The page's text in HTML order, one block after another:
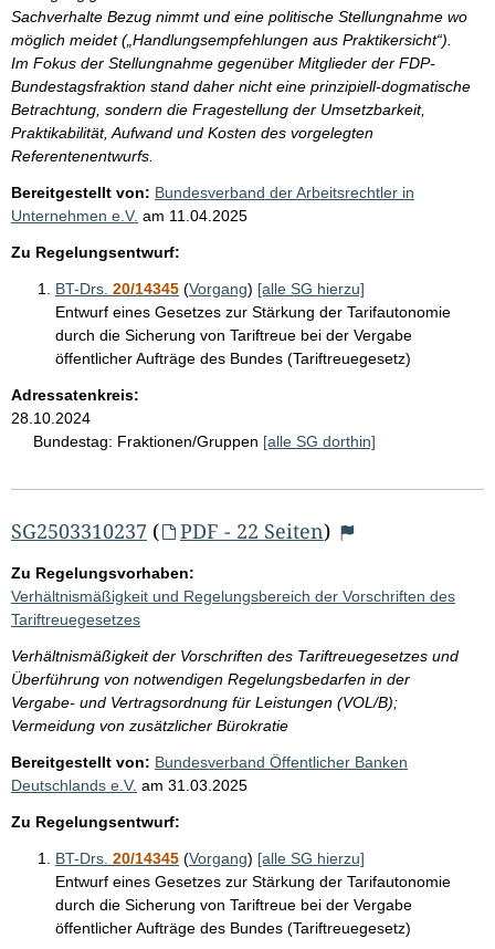
Sachverhalte Bezug nimmt und eine politische Stellungnahme wo
möglich meidet („Handlungsempfehlungen aus Praktikersicht“).
Im Fokus der Stellungnahme gegenüber Mitglieder der FDP-
Bundestagsfraktion stand daher nicht eine prinzipiell-dogmatische
Betrachtung, sondern die Fragestellung der Umsetzbarkeit,
Praktikabilität, Aufwand und Kosten des vorgelegten
Referentenentwurfs.
Bereitgestellt von: Bundesverband der Arbeitsrechtler in
Unternehmen e.V. am 11.04.2025
Zu Regelungsentwurf:
BT-Drs. 20/14345 (Vorgang) [alle SG hierzu]
Entwurf eines Gesetzes zur Stärkung der Tarifautonomie
durch die Sicherung von Tariftreue bei der Vergabe
öffentlicher Aufträge des Bundes (Tariftreuegesetz)
Adressatenkreis:
28.10.2024
Bundestag: Fraktionen/Gruppen [alle SG dorthin]
SG2503310237 ( PDF - 22 Seiten)
Zu Regelungsvorhaben:
Verhältnismäßigkeit und Regelungsbereich der Vorschriften des
Tariftreuegesetzes
Verhältnismäßigkeit der Vorschriften des Tariftreuegesetzes und
Überführung von notwendigen Regelungsbedarfen in der
Vergabe- und Vertragsordnung für Leistungen (VOL/B);
Vermeidung von zusätzlicher Bürokratie
Bereitgestellt von: Bundesverband Öffentlicher Banken
Deutschlands e.V. am 31.03.2025
Zu Regelungsentwurf:
BT-Drs. 20/14345 (Vorgang) [alle SG hierzu]
Entwurf eines Gesetzes zur Stärkung der Tarifautonomie
durch die Sicherung von Tariftreue bei der Vergabe
öffentlicher Aufträge des Bundes (Tariftreuegesetz)